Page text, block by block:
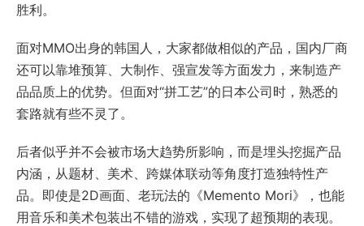
胜利。
面对MMO出身的韩国人，大家都做相似的产品，国内厂商
还可以靠堆预算、大制作、强宣发等方面发力，来制造产
品品质上的优势。但面对“拼工艺”的日本公司时，熟悉的
套路就有些不灵了。
后者似乎并不会被市场大趋势所影响，而是埋头挖掘产品
内涵，从题材、美术、跨媒体联动等角度打造独特性产
品。即使是2D画面、老玩法的《Memento Mori》，也能
用音乐和美术包装出不错的游戏，实现了超预期的表现。